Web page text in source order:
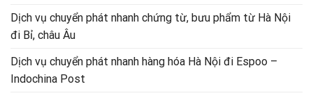
Dịch vụ chuyển phát nhanh chứng từ, bưu phẩm từ Hà Nội
đi Bỉ, châu Âu
Dịch vụ chuyển phát nhanh hàng hóa Hà Nội đi Espoo –
Indochina Post